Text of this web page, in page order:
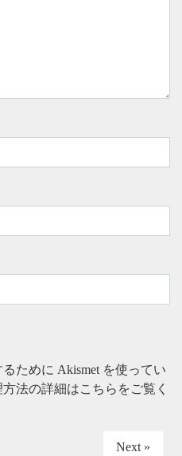
ために Akismet を使ってい
法の詳細はこちらをご覧く
Next »